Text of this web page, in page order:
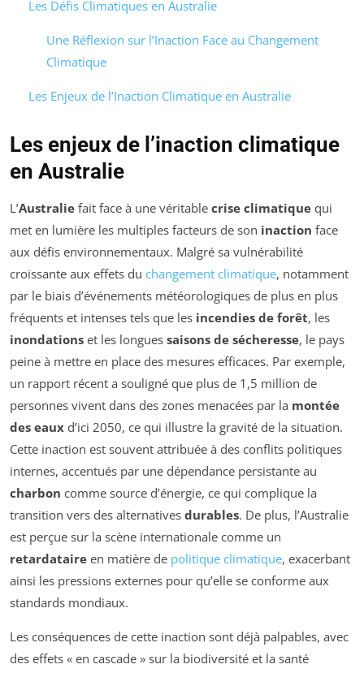
Les Défis Climatiques en Australie
Une Réflexion sur l’Inaction Face au Changement
Climatique
Les Enjeux de l’Inaction Climatique en Australie
Les enjeux de l’inaction climatique
en Australie
L’Australie fait face à une véritable crise climatique qui
met en lumière les multiples facteurs de son inaction face
aux défis environnementaux. Malgré sa vulnérabilité
croissante aux effets du changement climatique, notamment
par le biais d’événements météorologiques de plus en plus
fréquents et intenses tels que les incendies de forêt, les
inondations et les longues saisons de sécheresse, le pays
peine à mettre en place des mesures efficaces. Par exemple,
un rapport récent a souligné que plus de 1,5 million de
personnes vivent dans des zones menacées par la montée
des eaux d’ici 2050, ce qui illustre la gravité de la situation.
Cette inaction est souvent attribuée à des conflits politiques
internes, accentués par une dépendance persistante au
charbon comme source d’énergie, ce qui complique la
transition vers des alternatives durables. De plus, l’Australie
est perçue sur la scène internationale comme un
retardataire en matière de politique climatique, exacerbant
ainsi les pressions externes pour qu’elle se conforme aux
standards mondiaux.
Les conséquences de cette inaction sont déjà palpables, avec
des effets « en cascade » sur la biodiversité et la santé